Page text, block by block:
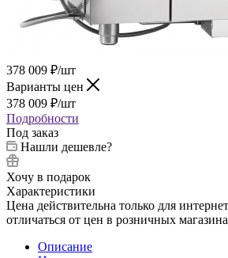
378 009 ₽/шт
Варианты цен
378 009 ₽/шт
Подробности
Под заказ
Нашли дешевле?
Хочу в подарок
Характеристики
Цена действительна только для
отличаться от цен в розничных
Описание